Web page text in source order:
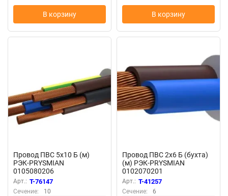
В корзину В корзину
Провод ПВС 5х10 Б (м)
РЭК-PRYSMIAN
0105080206
Арт.: T-76147
Сечение:
10
Провод ПВС 2х6 Б (бухта)
(м) РЭК-PRYSMIAN
0102070201
Арт.: T-41257
Сечение:
6